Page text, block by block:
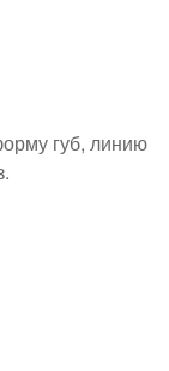
губ, линию